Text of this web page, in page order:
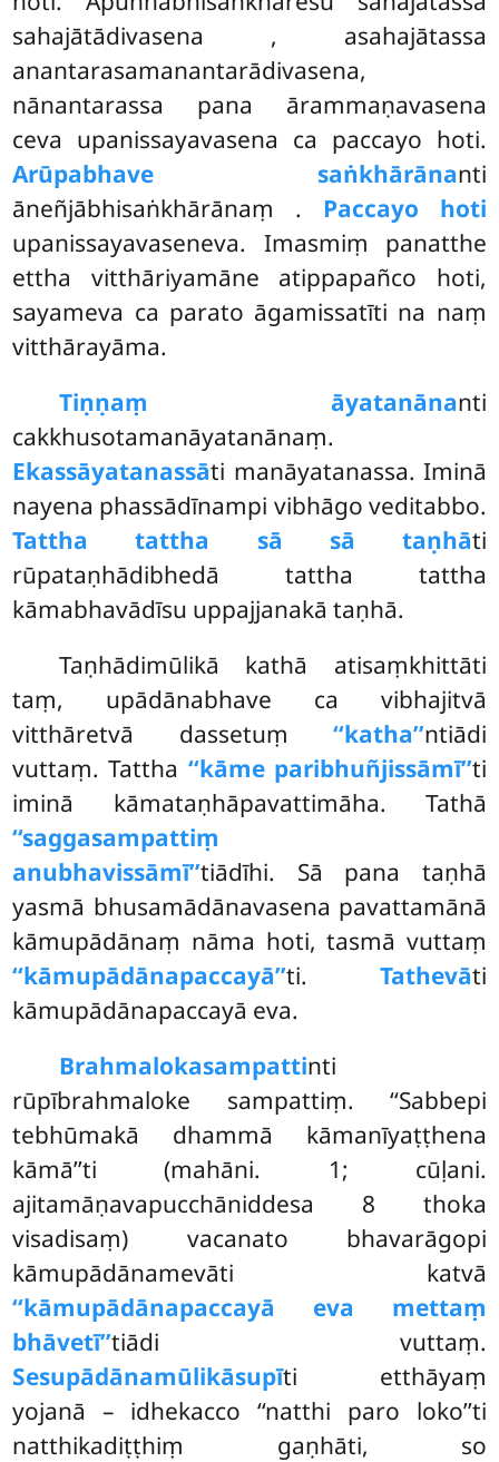
sahajātādivasena , asahajātassa
anantarasamanantarādivasena,
nānantarassa pana ārammaṇavasena
ceva upanissayavasena ca paccayo hoti.
Arūpabhave saṅkhārānanti
āneñjābhisaṅkhārānaṃ . Paccayo hoti
upanissayavaseneva. Imasmiṃ panatthe
ettha vitthāriyamāne atippapañco hoti,
sayameva ca parato āgamissatīti na naṃ
vitthārayāma.
Tiṇṇaṃ āyatanānanti
cakkhusotamanāyatanānaṃ.
Ekassāyatanassāti manāyatanassa. Iminā
nayena phassādīnampi vibhāgo veditabbo.
Tattha tattha sā sā taṇhāti
rūpataṇhādibhedā tattha tattha
kāmabhavādīsu uppajjanakā taṇhā.
Taṇhādimūlikā kathā atisaṃkhittāti
taṃ, upādānabhave ca vibhajitvā
vitthāretvā dassetuṃ ‘‘katha’’ntiādi
vuttaṃ. Tattha ‘‘kāme paribhuñjissāmī’’ti
iminā kāmataṇhāpavattimāha. Tathā
‘‘saggasampattiṃ
anubhavissāmī’’tiādīhi. Sā pana taṇhā
yasmā bhusamādānavasena pavattamānā
kāmupādānaṃ nāma hoti, tasmā vuttaṃ
‘‘kāmupādānapaccayā’’ti. Tathevāti
kāmupādānapaccayā eva.
Brahmalokasampattinti
rūpībrahmaloke sampattiṃ. ‘‘Sabbepi
tebhūmakā dhammā kāmanīyaṭṭhena
kāmā’’ti (mahāni. 1; cūḷani.
ajitamāṇavapucchāniddesa 8 thoka
visadisaṃ) vacanato bhavarāgopi
kāmupādānamevāti katvā
‘‘kāmupādānapaccayā eva mettaṃ
bhāvetī’’tiādi vuttaṃ.
Sesupādānamūlikāsupīti etthāyaṃ
yojanā – idhekacco ‘‘natthi paro loko’’ti
natthikadiṭṭhiṃ gaṇhāti, so